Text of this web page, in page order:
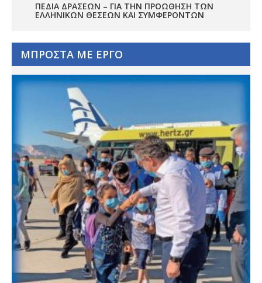
ΠΕΔΊΑ ΔΡΆΣΕΩΝ – ΓΙΑ ΤΗΝ ΠΡΟΏΘΗΣΗ ΤΩΝ
ΕΛΛΗΝΙΚΏΝ ΘΈΣΕΩΝ ΚΑΙ ΣΥΜΦΕΡΌΝΤΩΝ
ΜΠΡΟΣΤΑ ΜΕ ΕΡΓΟ